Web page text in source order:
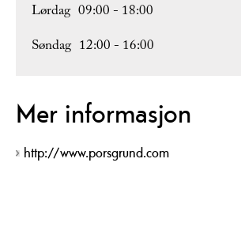
Lørdag 09:00 - 18:00
Søndag 12:00 - 16:00
Mer informasjon
http://www.porsgrund.com